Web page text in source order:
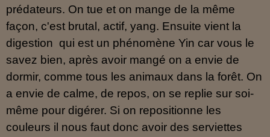
prédateurs. On tue et on mange de la même
façon, c'est brutal, actif, yang. Ensuite vient la
digestion qui est un phénomène Yin car vous le
savez bien, après avoir mangé on a envie de
dormir, comme tous les animaux dans la forêt. On
a envie de calme, de repos, on se replie sur soi-
même pour digérer. Si on repositionne les
couleurs il nous faut donc avoir des serviettes